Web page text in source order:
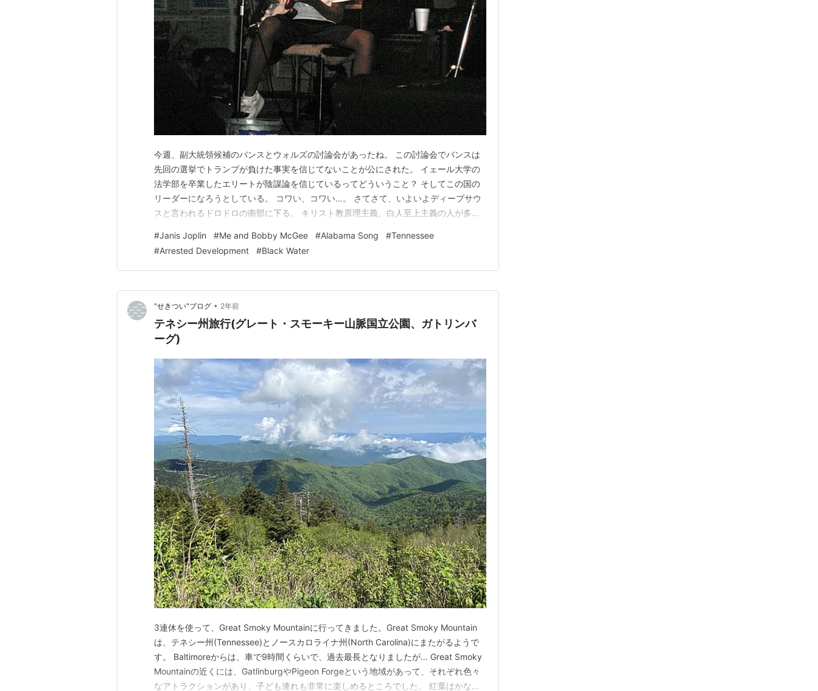
今週、副大統領候補のバンスとウォルズの討論会があったね。 この討論会でバンスは
先回の選挙でトランプが負けた事実を信じてないことが公にされた。 イェール大学の
法学部を卒業したエリートが陰謀論を信じているってどういうこと？ そしてこの国の
リーダーになろうとしている。 コワい、コワい…。 さてさて、いよいよディープサウ
スと言われるドロドロの南部に下る。 キリスト教原理主義、白人至上主義の人が多く
と、ブルースが聞こえてきそうなコットン畑や掘っ立て小屋など、時代に取り残された
風景が広がっていて、廃墟好きな私としては魅力的な風…
#Janis Joplin #Me and Bobby McGee #Alabama Song #Tennessee
#Arrested Development #Black Water
"せきつい"ブログ • 2年前
テネシー州旅行(グレート・スモーキー山脈国立公園、ガトリンバ
ーグ)
3連休を使って、Great Smoky Mountainに行ってきました。Great Smoky Mountain
は、テネシー州(Tennessee)とノースカロライナ州(North Carolina)にまたがるようで
す。 Baltimoreからは、車で9時間くらいで、過去最長となりましたが… Great Smoky
Mountainの近くには、GatlinburgやPigeon Forgeという地域があって、それぞれ色々
なアトラクションがあり、子ども連れも非常に楽しめるところでした。 紅葉はかなり